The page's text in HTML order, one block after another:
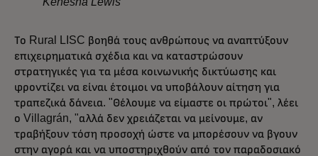
Το Rural LISC βοηθά τους ανθρώπους να αναπτύξουν
επιχειρηματικά σχέδια και να καταστρώσουν
στρατηγικές για τα μέσα κοινωνικής δικτύωσης και
φροντίζει να είναι έτοιμοι να υποβάλουν αίτηση για
τραπεζικά δάνεια. "Θέλουμε να είμαστε οι πρώτοι", λέει
ο Villagrán, "αλλά δεν χρειάζεται να μείνουμε, αν
τραβήξουν τόση προσοχή ώστε να μπορέσουν να βγουν
στην αγορά και να υποστηριχθούν από τον παραδοσιακό